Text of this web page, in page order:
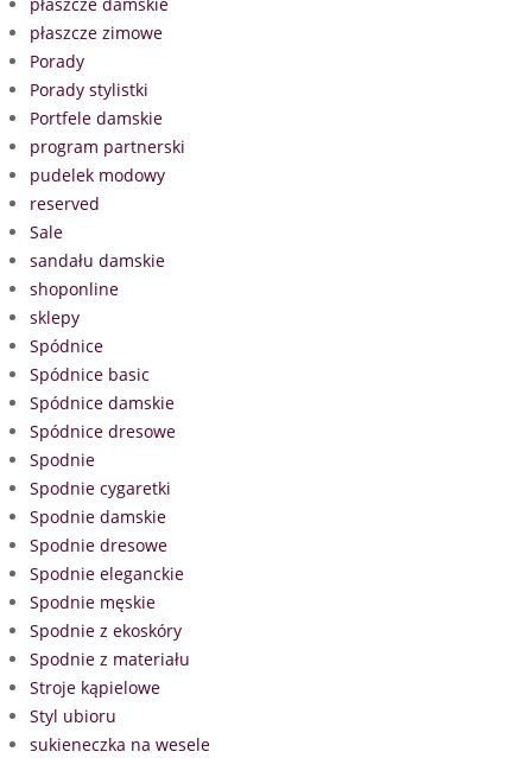
płaszcze zimowe
Porady
Porady stylistki
Portfele damskie
program partnerski
pudelek modowy
reserved
Sale
sandału damskie
shoponline
sklepy
Spódnice
Spódnice basic
Spódnice damskie
Spódnice dresowe
Spodnie
Spodnie cygaretki
Spodnie damskie
Spodnie dresowe
Spodnie eleganckie
Spodnie męskie
Spodnie z ekoskóry
Spodnie z materiału
Stroje kąpielowe
Styl ubioru
sukieneczka na wesele